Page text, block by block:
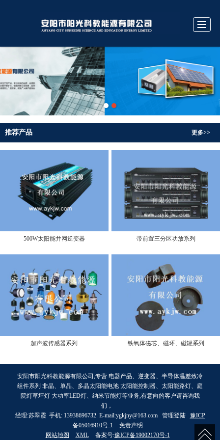
产品中心 相关知识 留言反馈
推荐产品 更多>>
500W太阳能并网逆变器 带前置三分区功放系列
超声波传感器系列 铁氧体磁芯、磁环、磁罐系列
安阳市阳光科教能源有限公司,专营 电器产品、逆变器、半导体温差致冷
组件系列 非晶、单晶、多晶太阳能电池 太阳能控制器、太阳能路灯、庭
院灯草坪灯 大功率LED灯、纳米节能灯等业务,有意向的客户请咨询我
们，
经理:苏翠霞 手机: 13938696732 E-mail:ygkjny@163.com 管理登陆 豫ICP
备05016910号-1
免责声明
网站地图
XML 备案号:豫ICP备19002170号-1